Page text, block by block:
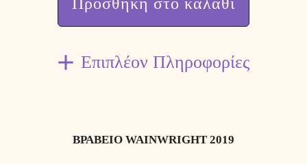
Προσθήκη στο καλάθι
Επιπλέον Πληροφορίες
ΒΡΑΒΕΙΟ WAINWRIGHT 2019